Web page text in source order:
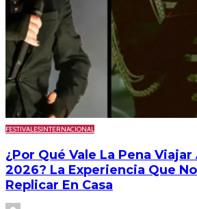
FESTIVALESINTERNACIONAL
¿Por Qué Vale La Pena
2026? La Experiencia Que
Replicar En Casa